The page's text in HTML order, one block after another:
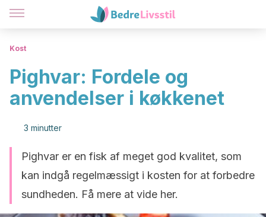
Kost
Pighvar: Fordele og
anvendelser i køkkenet
3 minutter
Pighvar er en fisk af meget god kvalitet, som
kan indgå regelmæssigt i kosten for at forbedre
sundheden. Få mere at vide her.